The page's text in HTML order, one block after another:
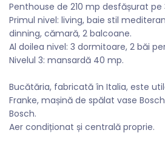
Penthouse de 210 mp desfășurat pe
Primul nivel: living, baie stil
dinning, cămară, 2 balcoane.
Al doilea nivel: 3 dormitoare, 2 băi
Nivelul 3: mansardă 40 mp.
Bucătăria, fabricată în Italia, este
Franke, mașină de spălat vase
Bosch.
Aer condiționat și centrală proprie.